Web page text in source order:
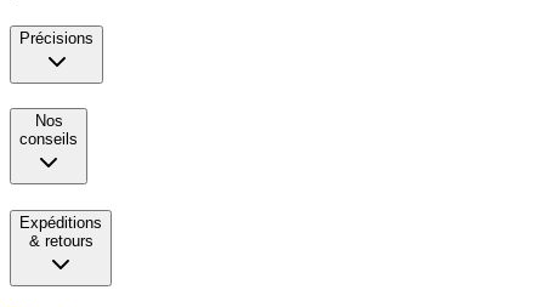
Précisions
Nos
conseils
Expéditions
& retours